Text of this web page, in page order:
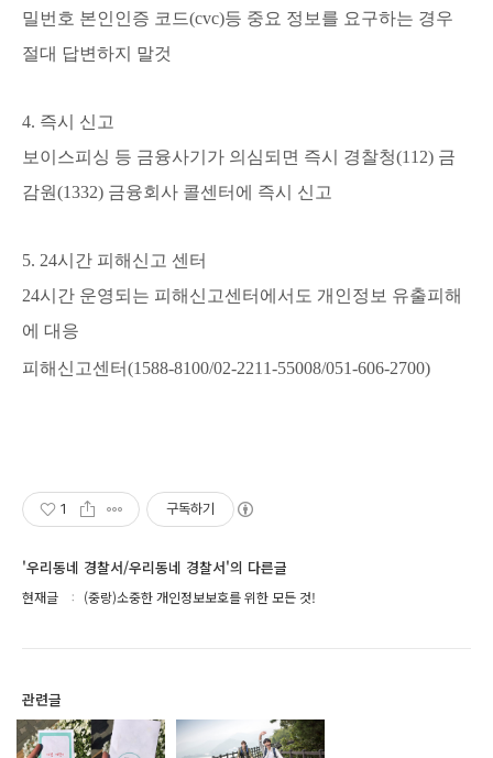
밀번호 본인인증 코드(cvc)등 중요 정보를 요구하는 경우
절대 답변하지 말것
4. 즉시 신고
보이스피싱 등 금융사기가 의심되면 즉시 경찰청(112) 금
감원(1332) 금융회사 콜센터에 즉시 신고
5. 24시간 피해신고 센터
24시간 운영되는 피해신고센터에서도 개인정보 유출피해
에 대응
피해신고센터(1588-8100/02-2211-55008/051-606-2700)
1 구독하기
'우리동네 경찰서/우리동네 경찰서'의 다른글
현재글 (중랑)소중한 개인정보보호를 위한 모든 것!
관련글